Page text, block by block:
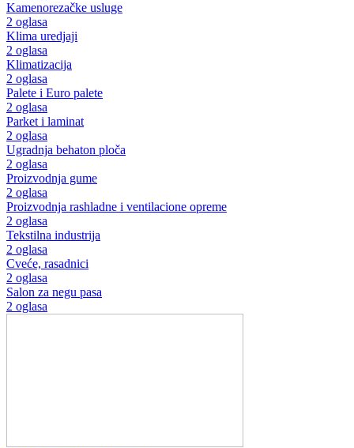
Kamenorezačke usluge
2 oglasa
Klima uredjaji
2 oglasa
Klimatizacija
2 oglasa
Palete i Euro palete
2 oglasa
Parket i laminat
2 oglasa
Ugradnja behaton ploča
2 oglasa
Proizvodnja gume
2 oglasa
Proizvodnja rashladne i ventilacione opreme
2 oglasa
Tekstilna industrija
2 oglasa
Cveće, rasadnici
2 oglasa
Salon za negu pasa
2 oglasa